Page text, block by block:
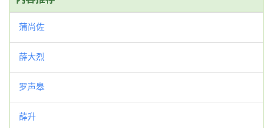
蒲尚佐
薛大烈
罗声皋
薛升